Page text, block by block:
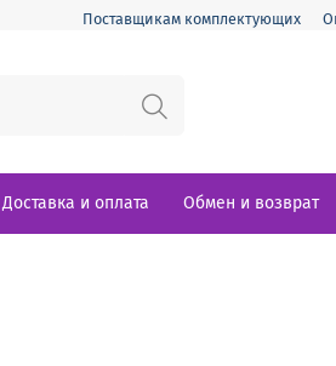
Поставщикам комплектующих
Доставка и оплата Обмен и возврат